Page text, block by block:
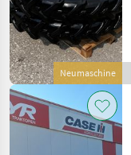
Michelin
Trelleborg
BKT
Mitas
Neumaschine